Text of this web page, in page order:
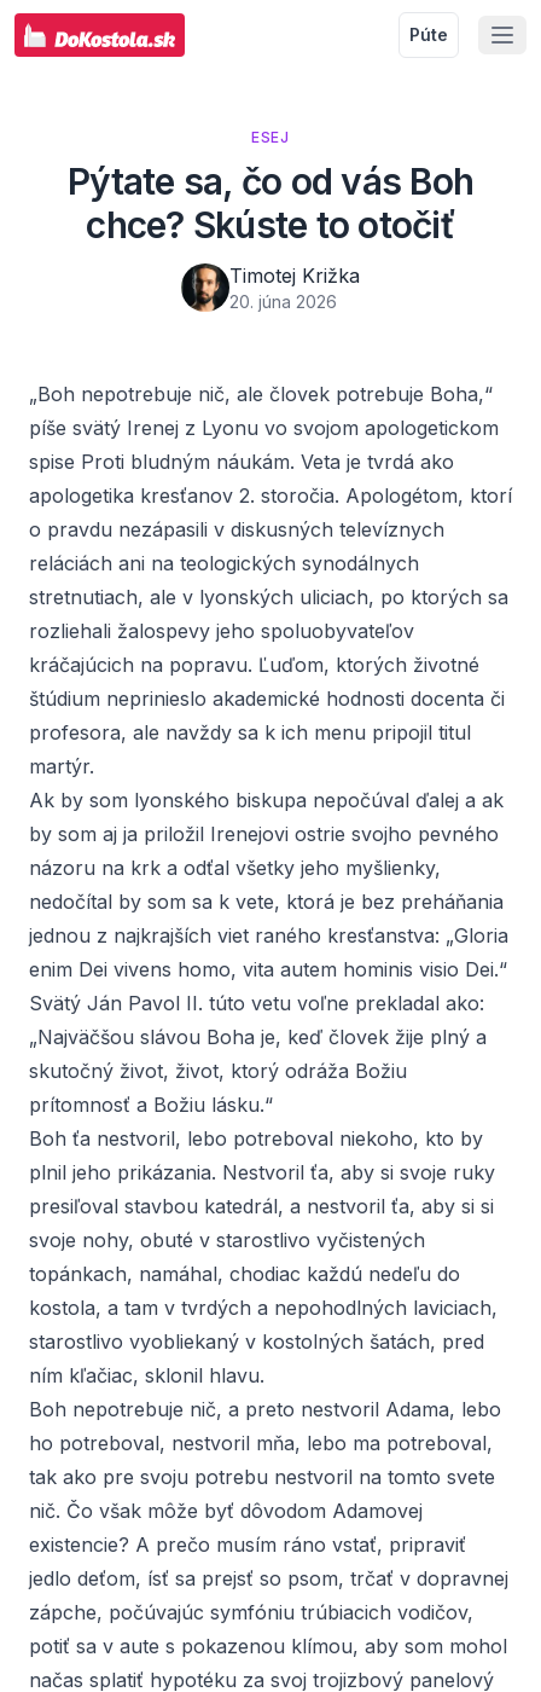
Púte
ESEJ
Pýtate sa, čo od vás Boh
chce? Skúste to otočiť
Timotej Križka
20. júna 2026
„Boh nepotrebuje nič, ale človek potrebuje Boha,“
píše svätý Irenej z Lyonu vo svojom apologetickom
spise Proti bludným náukám. Veta je tvrdá ako
apologetika kresťanov 2. storočia. Apologétom, ktorí
o pravdu nezápasili v diskusných televíznych
reláciách ani na teologických synodálnych
stretnutiach, ale v lyonských uliciach, po ktorých sa
rozliehali žalospevy jeho spoluobyvateľov
kráčajúcich na popravu. Ľuďom, ktorých životné
štúdium neprinieslo akademické hodnosti docenta či
profesora, ale navždy sa k ich menu pripojil titul
martýr.
Ak by som lyonského biskupa nepočúval ďalej a ak
by som aj ja priložil Irenejovi ostrie svojho pevného
názoru na krk a odťal všetky jeho myšlienky,
nedočítal by som sa k vete, ktorá je bez preháňania
jednou z najkrajších viet raného kresťanstva: „Gloria
enim Dei vivens homo, vita autem hominis visio Dei.“
Svätý Ján Pavol II. túto vetu voľne prekladal ako:
„Najväčšou slávou Boha je, keď človek žije plný a
skutočný život, život, ktorý odráža Božiu
prítomnosť a Božiu lásku.“
Boh ťa nestvoril, lebo potreboval niekoho, kto by
plnil jeho prikázania. Nestvoril ťa, aby si svoje ruky
presiľoval stavbou katedrál, a nestvoril ťa, aby si si
svoje nohy, obuté v starostlivo vyčistených
topánkach, namáhal, chodiac každú nedeľu do
kostola, a tam v tvrdých a nepohodlných laviciach,
starostlivo vyobliekaný v kostolných šatách, pred
ním kľačiac, sklonil hlavu.
Boh nepotrebuje nič, a preto nestvoril Adama, lebo
ho potreboval, nestvoril mňa, lebo ma potreboval,
tak ako pre svoju potrebu nestvoril na tomto svete
nič. Čo však môže byť dôvodom Adamovej
existencie? A prečo musím ráno vstať, pripraviť
jedlo deťom, ísť sa prejsť so psom, trčať v dopravnej
zápche, počúvajúc symfóniu trúbiacich vodičov,
potiť sa v aute s pokazenou klímou, aby som mohol
načas splatiť hypotéku za svoj trojizbový panelový